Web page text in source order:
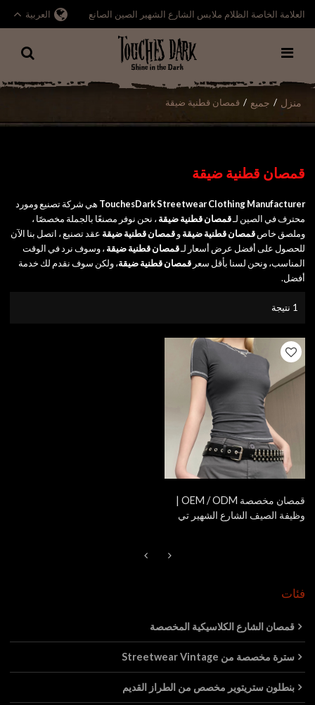
العلامة الخاصة الظلام ملابس الشارع الشهير الصين الصانع العربية
منزل / جميع / قمصان قطنية ضيقة
قمصان قطنية ضيقة
TouchesDark Streetwear Clothing Manufacturer هي شركة تصنيع ومورد
محترف في الصين لـقمصان قطنية ضيقة ، نحن نوفر مصنعًا بالجملة مخصصًا ،
وملصق خاصقمصان قطنية ضيقةوقمصان قطنية ضيقة عقد تصنيع ، اتصل بنا الآن
للحصول على أفضل عرض أسعار لـقمصان قطنية ضيقة ، وسوف نرد في الوقت
المناسب، ونحن لسنا بأقل سعرقمصان قطنية ضيقة، ولكن سوف نقدم لك خدمة
أفضل.
1 نتيجة
قمصان مخصصة OEM / ODM |
وظيفة الصيف الشارع الشهير تي
فئات
قمصان الشارع الكلاسيكية المخصصة
سترة مخصصة من Streetwear Vintage
بنطلون ستريتوير مخصص من الطراز القديم